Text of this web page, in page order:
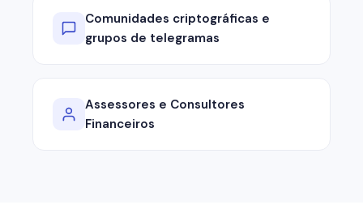
Comunidades criptográficas e
grupos de telegramas
Assessores e Consultores
Financeiros